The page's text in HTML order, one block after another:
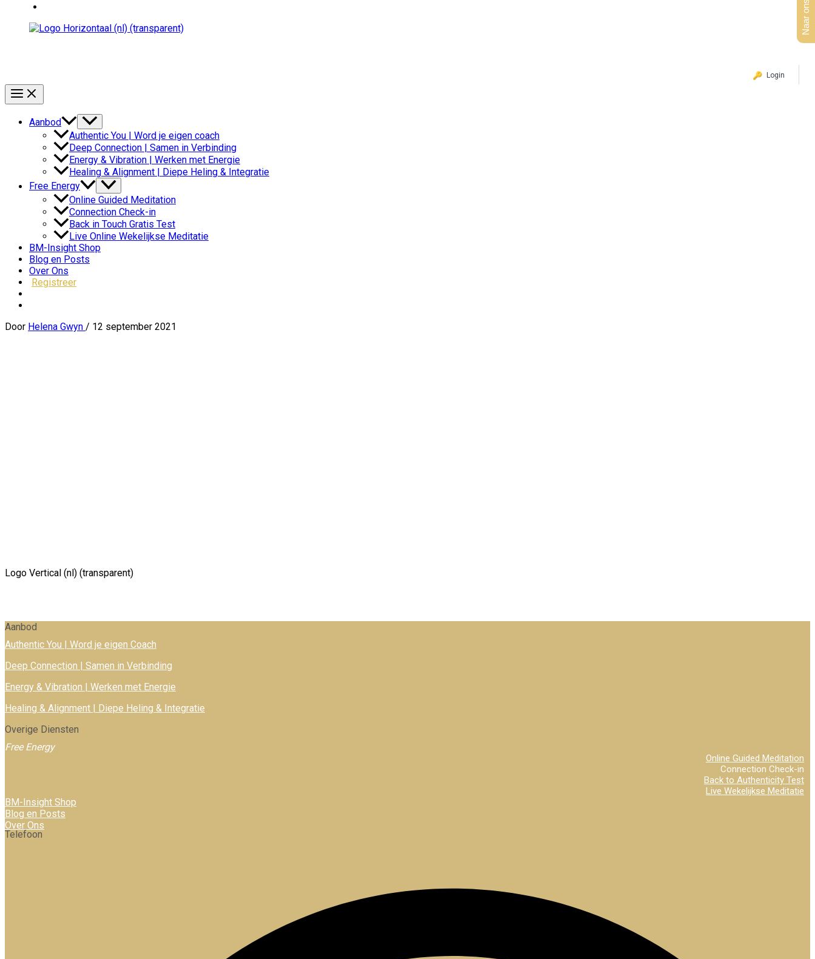
Login
Aanbod
Authentic You | Word je eigen coach
Deep Connection | Samen in Verbinding
Energy & Vibration | Werken met Energie
Healing & Alignment | Diepe Heling & Integratie
Free Energy
Online Guided Meditation
Connection Check-in
Back in Touch Gratis Test
Live Online Wekelijkse Meditatie
BM-Insight Shop
Blog en Posts
Over Ons
Registreer
Door Helena Gwyn / 12 september 2021
Logo Vertical (nl) (transparent)
Aanbod
Authentic You | Word je eigen Coach
Deep Connection | Samen in Verbinding
Energy & Vibration | Werken met Energie
Healing & Alignment | Diepe Heling & Integratie
Overige Diensten
Free Energy
Online Guided Meditation
Connection Check-in
Back to Authenticity Test
Live Wekelijkse Meditatie
BM-Insight Shop
Blog en Posts
Over Ons
Telefoon